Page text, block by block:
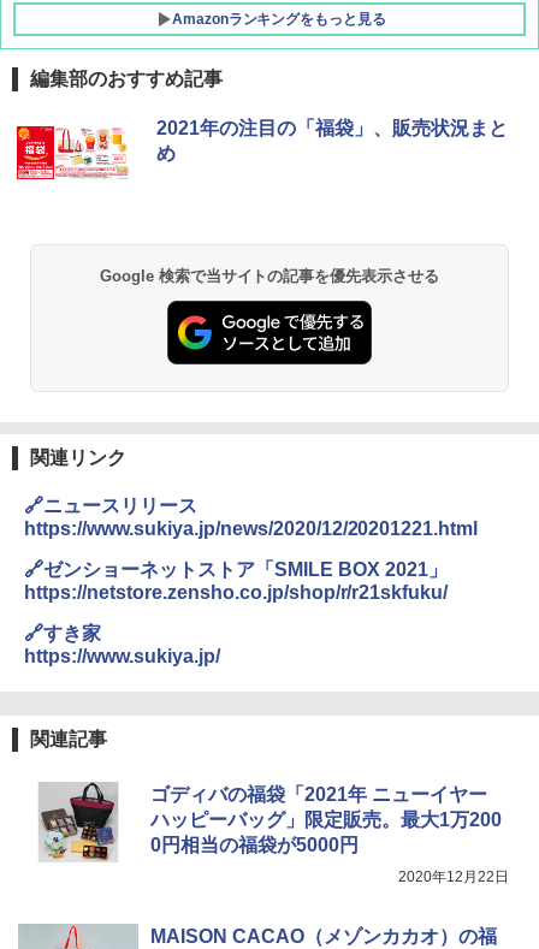
Amazonランキングをもっと見る
編集部のおすすめ記事
2021年の注目の「福袋」、販売状況まと
め
Google 検索で当サイトの記事を優先表示させる
関連リンク
🔗ニュースリリース
https://www.sukiya.jp/news/2020/12/20201221.html
🔗ゼンショーネットストア「SMILE BOX 2021」
https://netstore.zensho.co.jp/shop/r/r21skfuku/
🔗すき家
https://www.sukiya.jp/
関連記事
ゴディバの福袋「2021年 ニューイヤー
ハッピーバッグ」限定販売。最大1万200
0円相当の福袋が5000円
2020年12月22日
MAISON CACAO（メゾンカカオ）の福